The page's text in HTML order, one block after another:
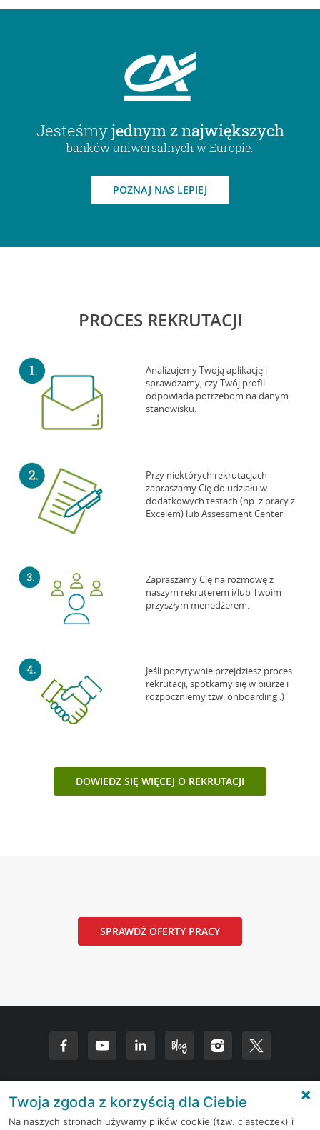
Jesteśmyjednym z największych
banków uniwersalnych w Europie.
POZNAJ NAS LEPIEJ
PROCES REKRUTACJI
Analizujemy Twoją aplikację i
sprawdzamy, czy Twój profil
odpowiada potrzebom na danym
stanowisku.
Przy niektórych rekrutacjach
zapraszamy Cię do udziału w
dodatkowych testach (np. z pracy z
Excelem) lub Assessment Center.
Zapraszamy Cię na rozmowę z
naszym rekruterem i/lub Twoim
przyszłym menedżerem.
Jeśli pozytywnie przejdziesz proces
rekrutacji, spotkamy się w biurze i
rozpoczniemy tzw. onboarding :)
DOWIEDZ SIĘ WIĘCEJ O REKRUTACJI
SPRAWDŹ OFERTY PRACY
Napisz do nas
Twoja zgoda z korzyścią dla Ciebie
Na naszych stronach używamy plików cookie (tzw. ciasteczek) i